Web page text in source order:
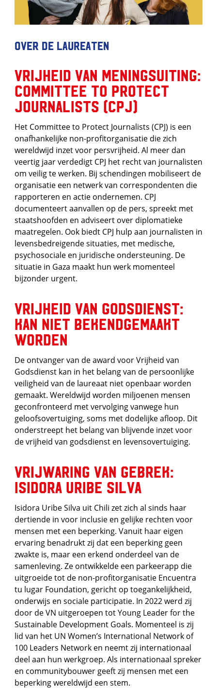
Over de laureaten
Vrijheid van meningsuiting:
Committee to Protect
Journalists (CPJ)
Het Committee to Protect Journalists (CPJ) is een
onafhankelijke non-profitorganisatie die zich
wereldwijd inzet voor persvrijheid. Al meer dan
veertig jaar verdedigt CPJ het recht van journalisten
om veilig te werken. Bij schendingen mobiliseert de
organisatie een netwerk van correspondenten die
rapporteren en actie ondernemen. CPJ
documenteert aanvallen op de pers, spreekt met
staatshoofden en adviseert over diplomatieke
maatregelen. Ook biedt CPJ hulp aan journalisten in
levensbedreigende situaties, met medische,
psychosociale en juridische ondersteuning. De
situatie in Gaza maakt hun werk momenteel
bijzonder urgent.
Vrijheid van godsdienst:
kan niet bekendgemaakt
worden
De ontvanger van de award voor Vrijheid van
Godsdienst kan in het belang van de persoonlijke
veiligheid van de laureaat niet openbaar worden
gemaakt. Wereldwijd worden miljoenen mensen
geconfronteerd met vervolging vanwege hun
geloofsovertuiging, soms met dodelijke afloop. Dit
onderstreept het belang van blijvende inzet voor
de vrijheid van godsdienst en levensovertuiging.
Vrijwaring van gebrek:
Isidora Uribe Silva
Isidora Uribe Silva uit Chili zet zich al sinds haar
dertiende in voor inclusie en gelijke rechten voor
mensen met een beperking. Vanuit haar eigen
ervaring benadrukt zij dat een beperking geen
zwakte is, maar een erkend onderdeel van de
samenleving. Ze ontwikkelde een parkeerapp die
uitgroeide tot de non-profitorganisatie Encuentra
tu lugar Foundation, gericht op toegankelijkheid,
onderwijs en sociale participatie. In 2022 werd zij
door de VN uitgeroepen tot Young Leader for the
Sustainable Development Goals. Momenteel is zij
lid van het UN Women’s International Network of
100 Leaders Network en neemt zij internationaal
deel aan hun werkgroep. Als internationaal spreker
en communitybouwer geeft zij mensen met een
beperking wereldwijd een stem.